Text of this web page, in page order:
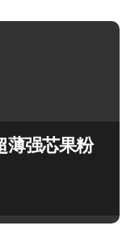
薄强芯果粉